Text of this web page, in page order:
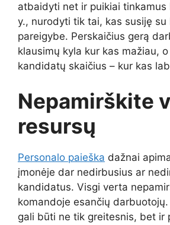
atbaidyti net ir puikiai tinkamus
y., nurodyti tik tai, kas susiję su
pareigybe. Perskaičius gerą
klausimų kyla kur kas mažiau,
kandidatų skaičius – kur kas
Nepamirškite
resursų
Personalo paieška dažnai
įmonėje dar nedirbusius ar
kandidatus. Visgi verta
komandoje esančių
gali būti ne tik greitesnis, bet ir